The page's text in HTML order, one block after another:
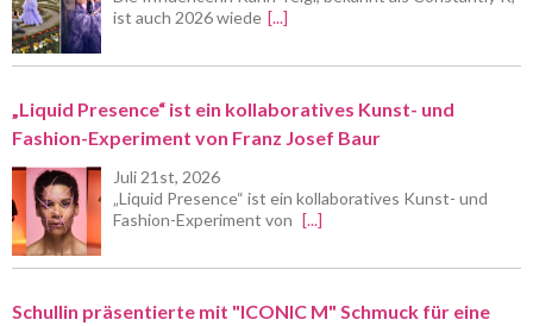
ist auch 2026 wiede [...]
„Liquid Presence“ ist ein kollaboratives Kunst- und
Fashion-Experiment von Franz Josef Baur
Juli 21st, 2026
„Liquid Presence“ ist ein kollaboratives Kunst- und
Fashion-Experiment von [...]
Schullin präsentierte mit "ICONIC M" Schmuck für eine